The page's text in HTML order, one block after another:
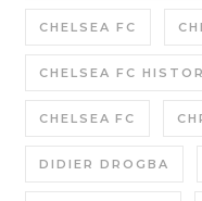
CHELSEA FC
CHELSEA FC
CHELSEA FC
DIDIER DROGBA